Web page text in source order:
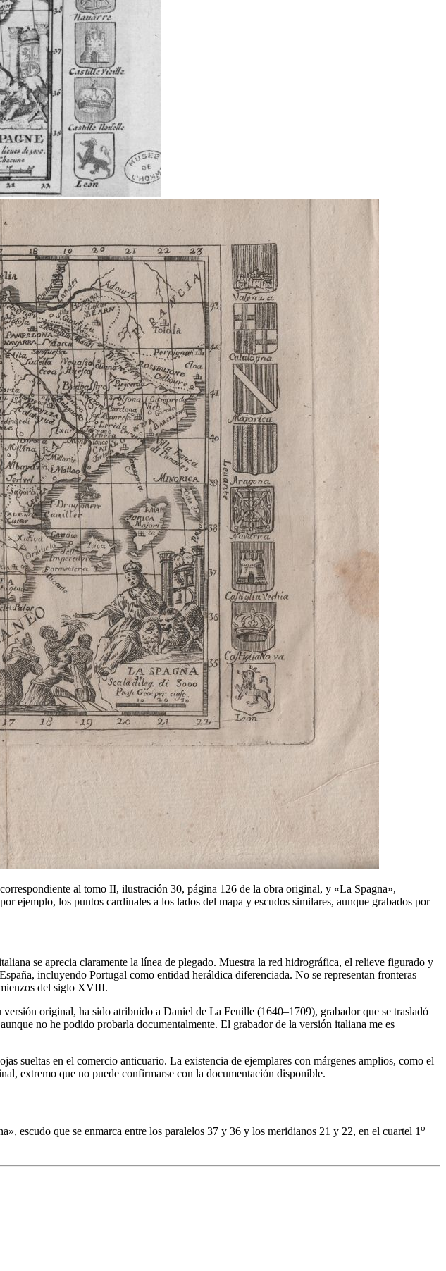
al tomo II, ilustración 30, página 126 de la obra original, y «La Spagna»,
ejemplo, los puntos cardinales a los lados del mapa y escudos similares, aunque grabados por
se aprecia claramente la línea de plegado. Muestra la red hidrográfica, el relieve figurado y
incluyendo Portugal como entidad heráldica diferenciada. No se representan fronteras
del siglo XVIII.
original, ha sido atribuido a Daniel de La Feuille (1640–1709), grabador que se trasladó
no he podido probarla documentalmente. El grabador de la versión italiana me es
sueltas en el comercio anticuario. La existencia de ejemplares con márgenes amplios, como el
extremo que no puede confirmarse con la documentación disponible.
», escudo que se enmarca entre los paralelos 37 y 36 y los meridianos 21 y 22, en el cuartel 1o